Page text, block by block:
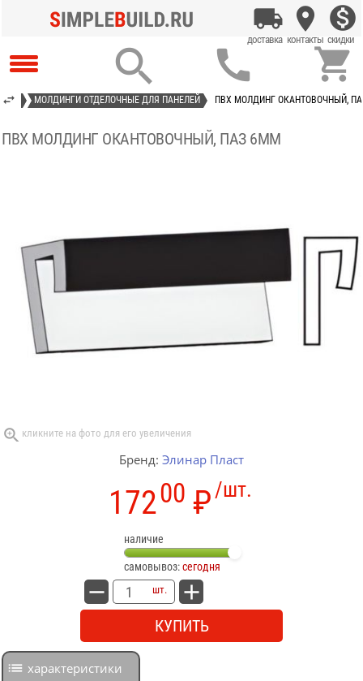
  
МОЛДИНГИ ОТДЕЛОЧНЫЕ ДЛЯ ПАНЕЛЕЙ ПВХ МОЛДИНГ ОКАНТОВОЧНЫЙ,
ПВХ МОЛДИНГ ОКАНТОВОЧНЫЙ, ПАЗ 6ММ
Бренд: Элинар Пласт
/шт.
17200 ₽
наличие
самовывоз:сегодня
шт.
КУПИТЬ
характеристики